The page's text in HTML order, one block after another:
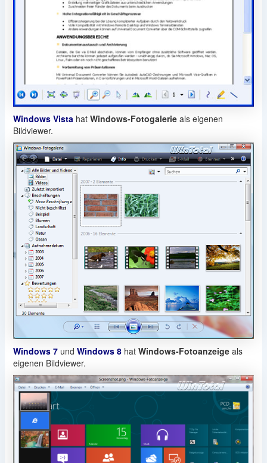
Windows Vistahat Windows-Fotogalerieals eigenen
Bildviewer.
Windows 7und Windows 8hat Windows-Fotoanzeigeals
eigenen Bildviewer.